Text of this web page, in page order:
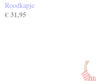
Roodkapje
€ 31,95